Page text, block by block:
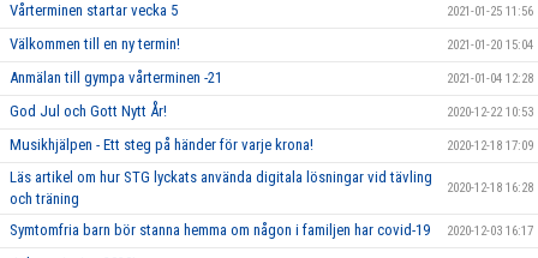
Vårterminen startar vecka 5 2021-01-25 11:56
Välkommen till en ny termin! 2021-01-20 15:04
Anmälan till gympa vårterminen -21 2021-01-04 12:28
God Jul och Gott Nytt År! 2020-12-22 10:53
Musikhjälpen - Ett steg på händer för varje krona! 2020-12-18 17:09
Läs artikel om hur STG lyckats använda digitala lösningar vid tävling
och träning
2020-12-18 16:28
Symtomfria barn bör stanna hemma om någon i familjen har covid-19 2020-12-03 16:17